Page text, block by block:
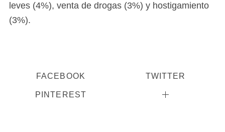
leves (4%), venta de drogas (3%) y hostigamiento
(3%).
FACEBOOK TWITTER
PINTEREST